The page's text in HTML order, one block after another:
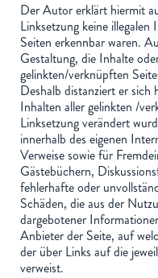
Der Autor erklärt hiermit
Linksetzung keine
Seiten erkennbar waren.
Gestaltung, die Inhalte
gelinkten/verknüpften
Deshalb distanziert er sich
Inhalten aller gelinkten /
Linksetzung verändert
innerhalb des eigenen
Verweise sowie für
Gästebüchern,
fehlerhafte oder
Schäden, die aus der
dargebotener
Anbieter der Seite, auf
der über Links auf die
verweist.